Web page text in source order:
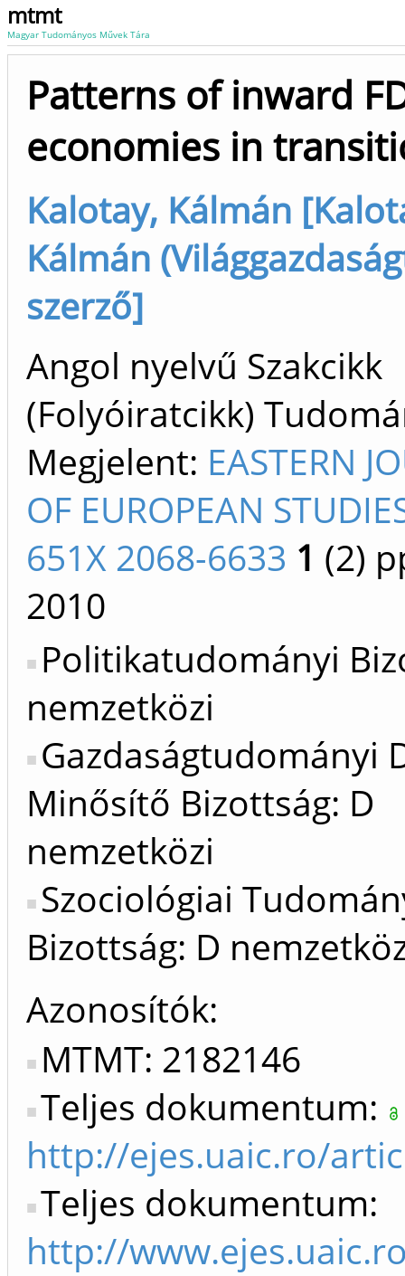
mtmt
Magyar Tudományos Művek Tára
Patterns of inward
economies in
Kalotay, Kálmán
Kálmán
szerző]
Angol nyelvű Szakcikk
(Folyóiratcikk)
Megjelent: EASTERN
OF EUROPEAN
651X 2068-6633 1 (2)
2010
Politikatudományi
nemzetközi
Gazdaságtudományi
Minősítő Bizottság: D
nemzetközi
Szociológiai
Bizottság: D
Azonosítók
MTMT: 2182146
Teljes dokumentum:
http://ejes.uaic.ro/
Teljes dokumentum:
http://